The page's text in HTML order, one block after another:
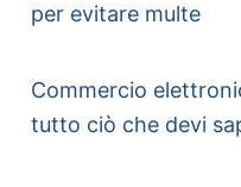
per evitare multe
Commercio
tutto ciò che devi